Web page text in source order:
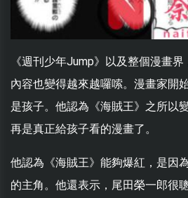
《週刊少年Jump》以及整個漫畫界
內容也變得越來越囉嗦。漫畫家開
是孩子。他認為《海賊王》之所以
再是真正給孩子看的漫畫了。
他認為《海賊王》能夠爆紅，是因
的主角。他還表示，尾田榮一郎很